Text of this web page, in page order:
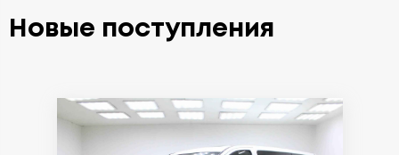
Новые поступления